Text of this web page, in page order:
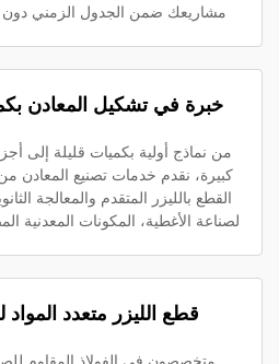
مشاريعك ضمن الجدول الزمني دون
خبرة في تشكيل المعادن
من نماذج أولية بكميات قليلة إلى
كبيرة، نقدم خدمات تصنيع المعادن
القطع بالليزر المتقدم والمعالجة
لصناعة الأغطية، المكونات المعدنية
قطع الليزر متعدد المواد